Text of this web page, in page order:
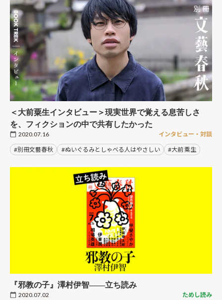
＜大前粟生インタビュー＞現実世界で覚える息苦しさ
を、フィクションの中で共有したかった
2020.07.16 インタビュー・対談
#別冊文藝春秋 #ぬいぐるみとしゃべる人はやさしい #大前 粟生
『邪教の子』澤村伊智――立ち読み
2020.07.02 ためし読み